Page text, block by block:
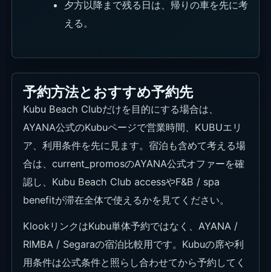
夕方以降まで残る日は、帰りの車を先に考
える。
予約方法とおすすめ予約先
Kubu Beach Clubだけを目的にする場合は、
AYANA公式のKubuページで営業時間、KUBUエリ
ア、利用条件を先に見ます。宿泊も含めて考える場
合は、current_promosのAYANA公式オファーを確
認し、Kubu Beach Club accessやF&B / spa
benefitが滞在全体で使えるかを見てください。
KlookリンクはKubu単体予約ではなく、AYANA /
RIMBA / Segaraの宿泊比較用です。Kubuの席や利
用条件は公式条件と照らし合わせてから予約してく